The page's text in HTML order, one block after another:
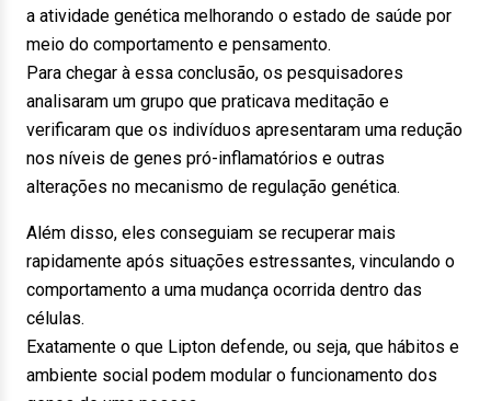
a atividade genética melhorando o estado de saúde por
meio do comportamento e pensamento.
Para chegar à essa conclusão, os pesquisadores
analisaram um grupo que praticava meditação e
verificaram que os indivíduos apresentaram uma redução
nos níveis de genes pró-inflamatórios e outras
alterações no mecanismo de regulação genética.
Além disso, eles conseguiam se recuperar mais
rapidamente após situações estressantes, vinculando o
comportamento a uma mudança ocorrida dentro das
células.
Exatamente o que Lipton defende, ou seja, que hábitos e
ambiente social podem modular o funcionamento dos